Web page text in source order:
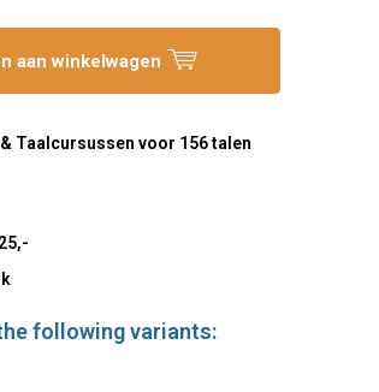
aan winkelwagen
Taalcursussen voor 156 talen
following variants: